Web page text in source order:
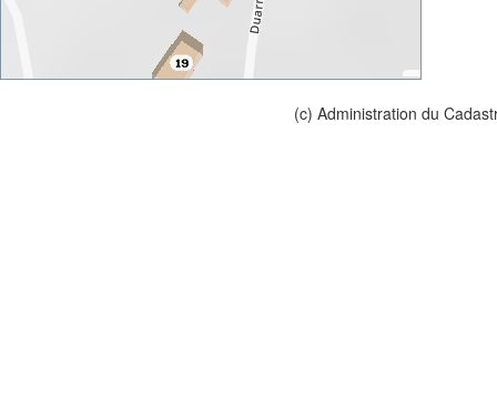
(c) Administration du